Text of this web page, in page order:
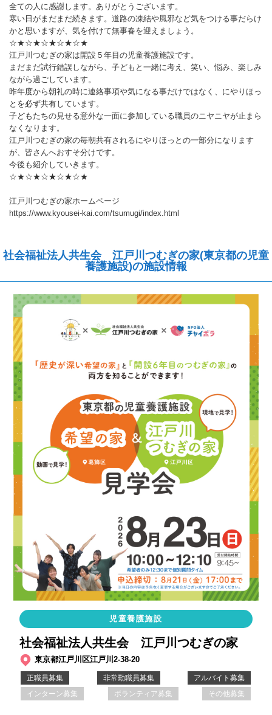
全ての人に感謝します。ありがとうございます。
寒い日がまだまだ続きます。道路の凍結や風邪など気をつける事だらけ
かと思いますが、気を付けて無事春を迎えましょう。
☆★☆★☆★☆★☆★
江戸川つむぎの家は開設５年目の児童養護施設です。
まだまだ試行錯誤しながら、子どもと一緒に考え、笑い、悩み、楽しみ
ながら過ごしています。
昨年度から朝礼の時に連絡事項や気になる事だけではなく、にやりほっ
とを必ず共有しています。
子どもたちの見せる意外な一面に参加している職員のニヤニヤが止まら
なくなります。
江戸川つむぎの家の毎朝共有されるにやりほっとの一部分になります
が、皆さんへおすそ分けです。
今後も紹介していきます。
☆★☆★☆★☆★☆★
江戸川つむぎの家ホームページ
https://www.kyousei-kai.com/tsumugi/index.html
社会福祉法人共生会 江戸川つむぎの家(東京都の児童
養護施設)の施設情報
児童養護施設
社会福祉法人共生会 江戸川つむぎの家
東京都江戸川区江戸川2-38-20
正職員募集 非常勤職員募集
アルバイト募集
インターン募集
ボランティア募集 その他募集